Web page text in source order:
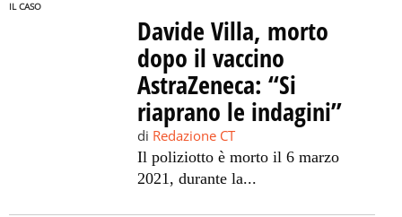
IL CASO
Davide Villa, morto
dopo il vaccino
AstraZeneca: “Si
riaprano le indagini”
di Redazione CT
Il poliziotto è morto il 6 marzo
2021, durante la...